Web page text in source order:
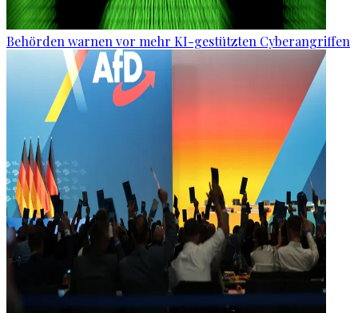
Behörden warnen vor mehr KI-gestützten Cyberangriffen